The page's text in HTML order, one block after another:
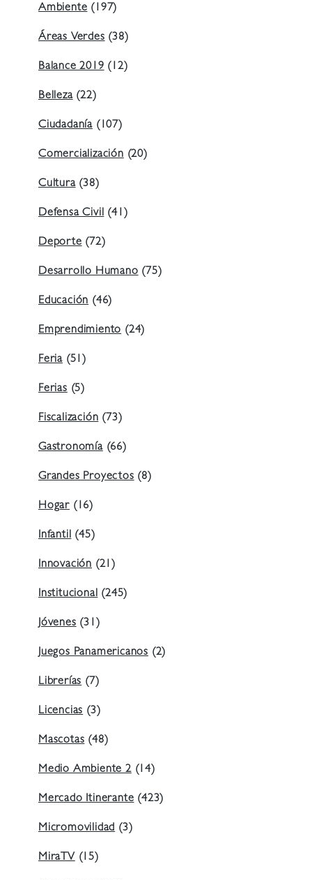
Ambiente (197)
Áreas Verdes (38)
Balance 2019 (12)
Belleza(22)
Ciudadanía (107)
Comercialización (20)
Cultura(38)
Defensa Civil (41)
Deporte (72)
Desarrollo Humano (75)
Educación (46)
Emprendimiento (24)
Feria (51)
Ferias (5)
Fiscalización (73)
Gastronomía(66)
Grandes Proyectos (8)
Hogar (16)
Infantil (45)
Innovación (21)
Institucional (245)
Jóvenes (31)
Juegos Panamericanos (2)
Librerías (7)
Licencias (3)
Mascotas (48)
Medio Ambiente 2(14)
Mercado Itinerante (423)
Micromovilidad (3)
MiraTV (15)